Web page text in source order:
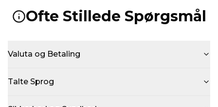
Ofte Stillede Spørgsmål
Valuta og Betaling
Talte Sprog